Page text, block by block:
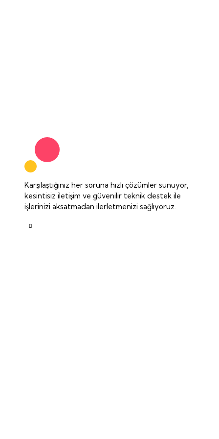
Karşılaştığınız her soruna hızlı çözümler sunuyor,
kesintisiz iletişim ve güvenilir teknik destek ile
işlerinizi aksatmadan ilerletmenizi sağlıyoruz.